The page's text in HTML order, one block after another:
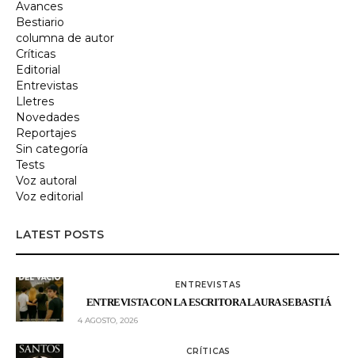
Avances
Bestiario
columna de autor
Críticas
Editorial
Entrevistas
Lletres
Novedades
Reportajes
Sin categoría
Tests
Voz autoral
Voz editorial
LATEST POSTS
ENTREVISTAS
ENTREVISTA CON LA ESCRITORA LAURA SEBASTIÁ
4 AGOSTO, 2026
CRÍTICAS